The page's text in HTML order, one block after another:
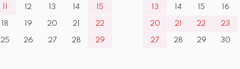
12 13 14 15
18 19 20 21 22
25 26 27 28 29
13 14 15 16
20 21 22 23
27 28 29 30